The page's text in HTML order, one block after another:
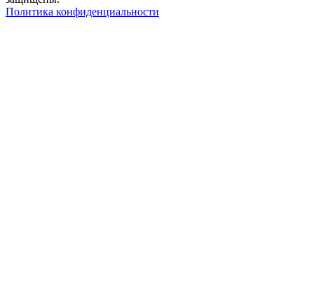
Политика конфиденциальности